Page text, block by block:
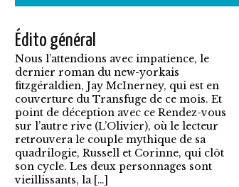
7,90€
variations.
Les
options
peuvent
être
choisies
sur
Édito général
Nous l’attendions avec impatience, le
dernier roman du new-yorkais
fitzgéraldien, Jay McInerney, qui est en
couverture du Transfuge de ce mois. Et
point de déception avec ce Rendez-vous
sur l’autre rive (L’Olivier), où le lecteur
retrouvera le couple mythique de sa
quadrilogie, Russell et Corinne, qui clôt
son cycle. Les deux personnages sont
vieillissants, la […]